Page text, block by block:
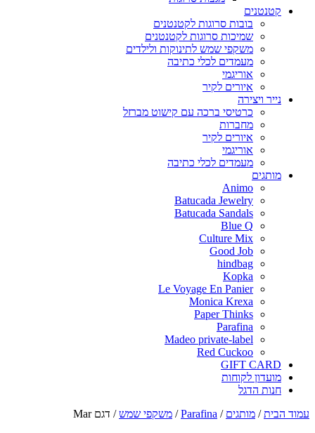
קטנטנים
בובות סרוגות לקטנטנים
שמיכות סרוגות לקטנטנים
משקפי שמש לתינוקות ולילדים
מעמדים לכלי כתיבה
אוריגמי
איורים לקיר
נייר ויצירה
כרטיסי ברכה עם קישוט מברזל
מחברות
איורים לקיר
אוריגמי
מעמדים לכלי כתיבה
מותגים
Animo
Batucada Jewelry
Batucada Sandals
Blue Q
Culture Mix
Good Job
hindbag
Kopka
Le Voyage En Panier
Monica Krexa
Paper Thinks
Parafina
Madeo private-label
Red Cuckoo
GIFT CARD
מועדון לקוחות
חנות הדגל
עמוד הבית/ מותגים /
Parafina
/ משקפי שמש/ דגם Mar